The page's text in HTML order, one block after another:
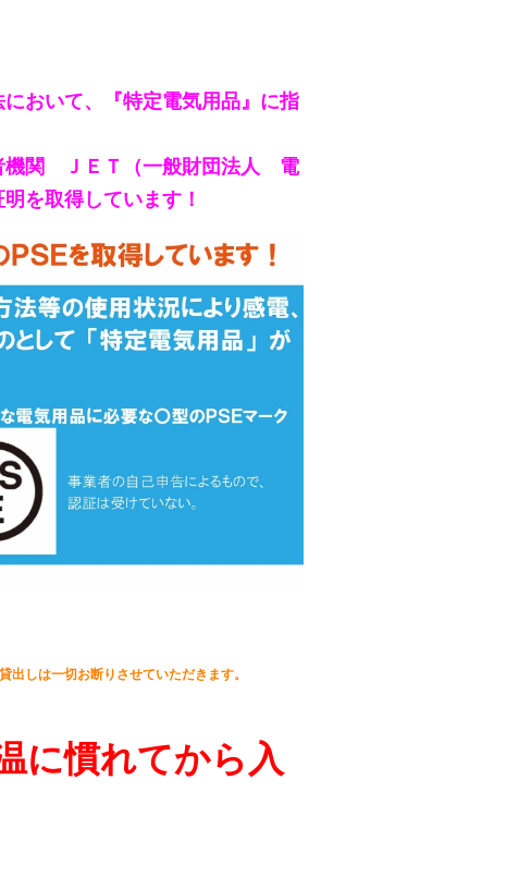
おいて、『特定電気用品』に指
機関 ＪＥＴ（一般財団法人 電
を取得しています！
しは一切お断りさせていただきます。
に慣れてから入